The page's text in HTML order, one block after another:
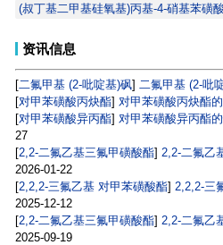
(叔丁基二甲基硅氧基)丙基-4-硝基苯磺
资讯信息
[二氟甲基 (2-吡啶基)砜] 二氟甲基 (2-吡
[对甲苯磺酸丙炔酯] 对甲苯磺酸丙炔酯
[对甲苯磺酸异丙酯] 对甲苯磺酸异丙酯
27
[2,2-二氟乙基三氟甲磺酸酯] 2,2-二氟乙
2026-01-22
[2,2,2-三氟乙基 对甲苯磺酸酯] 2,2,2-三
2025-12-12
[2,2-二氟乙基三氟甲磺酸酯] 2,2-二氟乙
2025-09-19